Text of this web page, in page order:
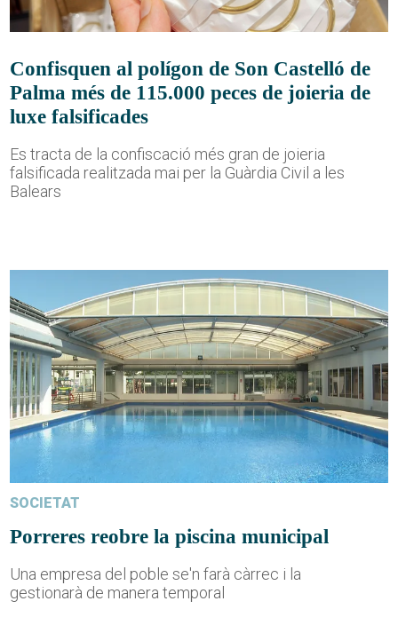
Confisquen al polígon de Son Castelló de
Palma més de 115.000 peces de joieria de
luxe falsificades
Es tracta de la confiscació més gran de joieria
falsificada realitzada mai per la Guàrdia Civil a les
Balears
SOCIETAT
Porreres reobre la piscina municipal
Una empresa del poble se'n farà càrrec i la
gestionarà de manera temporal